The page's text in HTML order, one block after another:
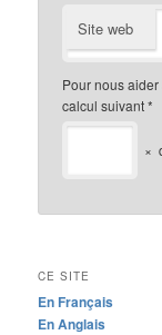
Site web
Pour nous
calcul suivant*
×
CE SITE
En Français
En Anglais